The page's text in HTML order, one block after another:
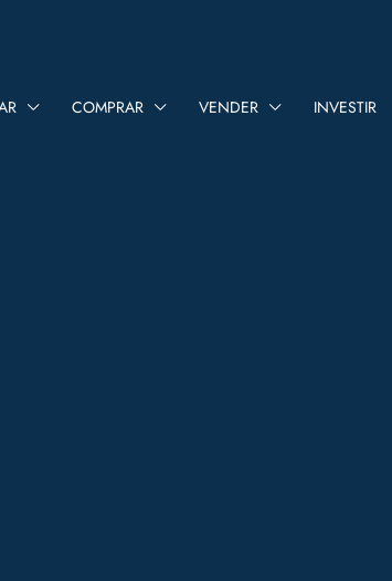
COMPRAR VENDER INVESTIR